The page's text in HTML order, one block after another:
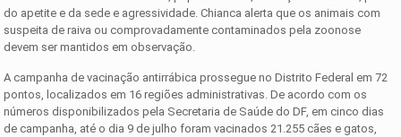
do apetite e da sede e agressividade. Chianca alerta que os animais com
suspeita de raiva ou comprovadamente contaminados pela zoonose
devem ser mantidos em observação.
A campanha de vacinação antirrábica prossegue no Distrito Federal em 72
pontos, localizados em 16 regiões administrativas. De acordo com os
números disponibilizados pela Secretaria de Saúde do DF, em cinco dias
de campanha, até o dia 9 de julho foram vacinados 21.255 cães e gatos,